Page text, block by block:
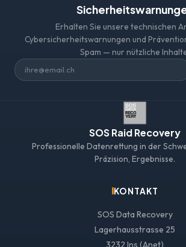
Erhalten Sie unsere technischen
Cybersicherheitswarnungen und
Spam — nur nützliche
SOS Raid Recovery
Professionelle Datenrettung in der
Präzision, Ergebnisse.
KONTAKT
SOS Data Recovery
Lagerhausstrasse 25
3232 Ins (Anet)